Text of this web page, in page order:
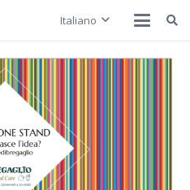
Italiano